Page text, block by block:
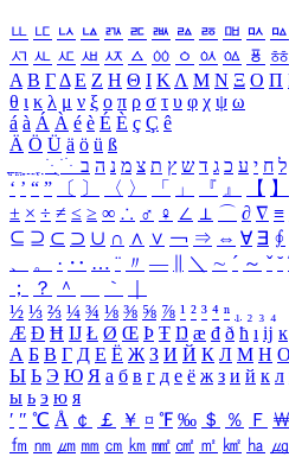
ㅥ ㅦ ㅧ ㅨ ㅩ ㅪ ㅫ ㅬ ㅭ ㅮ ㅯ ㅰ
ㅺ ㅻ ㅼ ㅽ ㅾ ㅿ ㆀ ㆁ ㆂ ㆃ ㆄ ㆅ
Α Β ΓΔ Ε Ζ Η Θ Ι ΚΛ Μ Ν Ξ Ο Π
θ ι κ λ μ ν ξ ο π ρ σ τ υ φ χ ψ ω
á à Á À é è É È ç Ç ê
Ä Ö Ü ä ö ü ß
ִֶֹ ֻּ ׁׂ ל ח י ע כ ג ד ש ץ ת צ מ נ ה ב
‘ ’ “ ” 〔 〕 〈 〉 「 」 『 』 【 】
± × ÷ ≠ ≤ ≥ ∞ ∴ ♂ ♀ ∠ ⊥ ⌒ ∂ ∇ ≡
⊆ ⊇ ⊂ ⊃ ∪ ∩ ∧ ∨ ￢ ⇒ ⇔ ∀ ∃ ∮
、
。 · ‥ … ¨ 〃 ― ＼ ∼ ´ ～ ˇ ˘
；
？ ＾ ｀
½ ⅓ ⅔ ¼ ¾ ⅛ ⅜ ⅝ ⅞ ¹ ² ³ ⁴ ⁿ ₁ ₂ ₃ ₄
Æ Ð Ħ Ĳ Ł Ø Œ Þ Ŧ Ŋ æ đ ð ħ ı ĳ ĸ
А Б В Г Д Е Ё Ж З И Й К Л М Н О
Ы Ь Э Ю Я а б в г д е ё ж з и й к л
ы ь э ю я
′ ″ ℃ Å ￠ ￡ ￥ ¤ ℉ ‰ ＄ ％ Ｆ ￦
㎙ ㎚ ㎛ ㎜ ㎝ ㎞ ㎟ ㎠ ㎡ ㎢ ㏊ ㎍